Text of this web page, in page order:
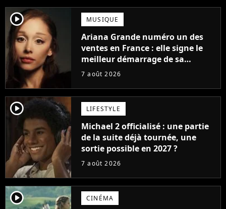
player2 MUSIQUE
Ariana Grande numéro un des
ventes en France : elle signe le
meilleur démarrage de sa
carrière avec son album Petal
7 août 2026
player2 LIFESTYLE
Michael 2 officialisé : une partie
de la suite déjà tournée, une
sortie possible en 2027 ?
7 août 2026
player2 CINÉMA